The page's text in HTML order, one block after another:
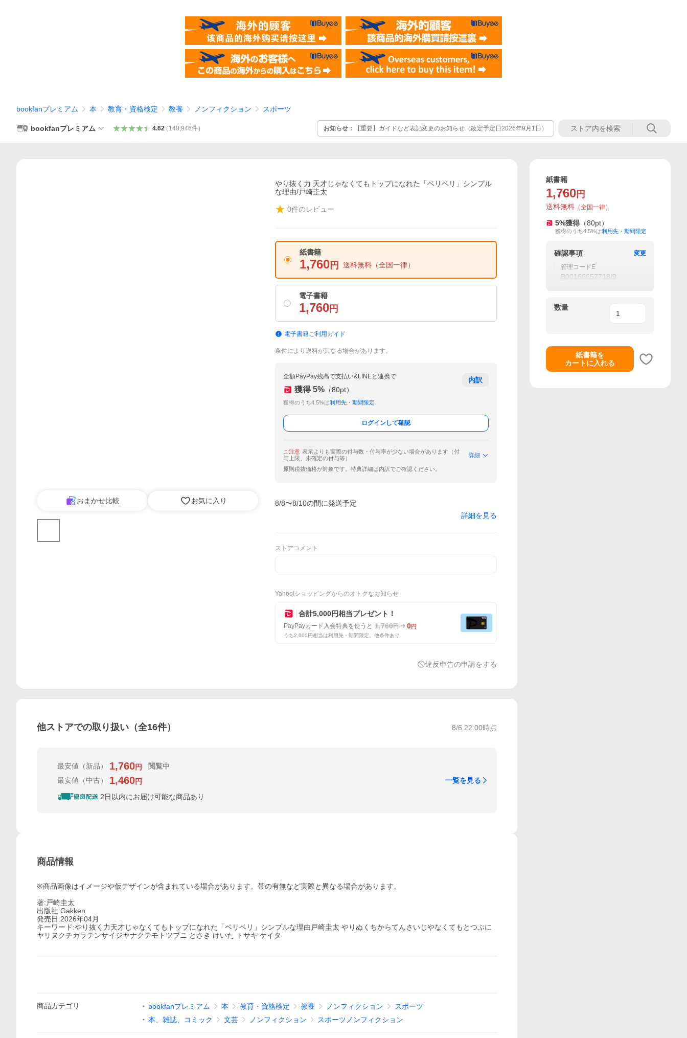
bookfanプレミアム 本 教育・資格検定 教養 ノンフィクション スポーツ
bookfanプレミアム 4.62（ 140,946件） お知らせ： 【重要】ガイドなど表記変更のお知らせ（改定予定日2026年9月1日）
おまかせ比較 お気に入り
やり抜く力 天才じゃなくてもトップになれた「ベリベリ」シンプル
な理由/戸崎圭太
0件のレビュー
紙書籍
1,760 円 送料無料 （全国一律）
電子書籍
1,760 円
電子書籍ご利用ガイド
条件により送料が異なる場合があります。
全額PayPay残高で支払い&LINEと連携で
獲得 5% （80pt）
獲得のうち4.5%は利用先・期間限定
内訳
ログインして確認
ご注意 表示よりも実際の付与数・付与率が少ない場合があります（付
与上限、未確定の付与等）
詳細
原則税抜価格が対象です。特典詳細は内訳でご確認ください。
8/8〜8/10の間に発送予定
詳細を見る
ストアコメント
Yahoo!ショッピングからのオトクなお知らせ
合計5,000円相当プレゼント！
PayPayカード入会特典を使うと 1,760円 0円
うち2,000円相当は利用先・期間限定。他条件あり
違反申告の申請をする
他ストアでの取り扱い（全16件） 8/6 22:00時点
最安値 （新品） 1,760円
閲覧中
最安値 （中古） 1,460円
2日以内にお届け可能な商品あり
一覧を見る
商品情報
※商品画像はイメージや仮デザインが含まれている場合があります。帯の有無など実際と異なる場合があります。
著:戸崎圭太
出版社:Gakken
発売日:2026年04月
キーワード:やり抜く力天才じゃなくてもトップになれた「ベリベリ」シンプルな理由戸崎圭太 やりぬくちからてんさいじやなくてもとつぷに
ヤリヌクチカラテンサイジヤナクテモトツプニ とさき けいた トサキ ケイタ
商品カテゴリ bookfanプレミアム 本 教育・資格検定 教養 ノンフィクション
スポーツ
本、雑誌、コミック
文芸 ノンフィクション スポーツノンフィクション
紙書籍
1,760 円
送料無料 （全国一律）
5%獲得 （80pt）
獲得のうち4.5%は利用先・期間限定
確認事項
変更
管理コードE
B00166657718/9
数量
紙書籍を
カートに入れる